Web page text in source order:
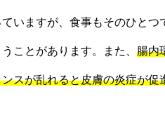
いますが、食事もそのひとつ
ことがあります。また、 腸内
スが乱れると皮膚の炎症が促